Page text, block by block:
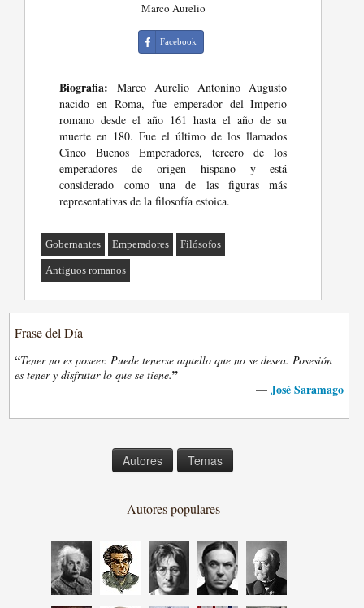
Marco Aurelio
Facebook
Biografia: Marco Aurelio Antonino Augusto
nacido en Roma, fue emperador del Imperio
romano desde el año 161 hasta el año de su
muerte en 180. Fue el último de los llamados
Cinco Buenos Emperadores, tercero de los
emperadores de origen hispano y está
considerado como una de las figuras más
representativas de la filosofía estoica.
Gobernantes Emperadores Filósofos
Antiguos romanos
Frase del Día
“Tener no es poseer. Puede tenerse aquello que no se desea. Posesión
es tener y disfrutar lo que se tiene.”
— José Saramago
Autores Temas
Autores populares